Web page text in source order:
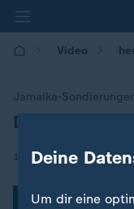
Video
Jamaika-
:Deadline für
18.11.2017 | 09:06
Deine
Um dir eine